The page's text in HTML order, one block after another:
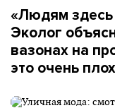
«Людям здесь
Эколог
вазонах на
это очень